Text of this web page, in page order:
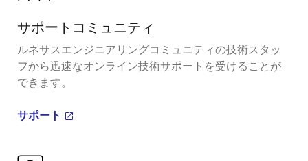
サポートコミュニティ
ルネサスエンジニアリングコミュニティの技術スタッ
フから迅速なオンライン技術サポートを受けることが
できます。
サポート